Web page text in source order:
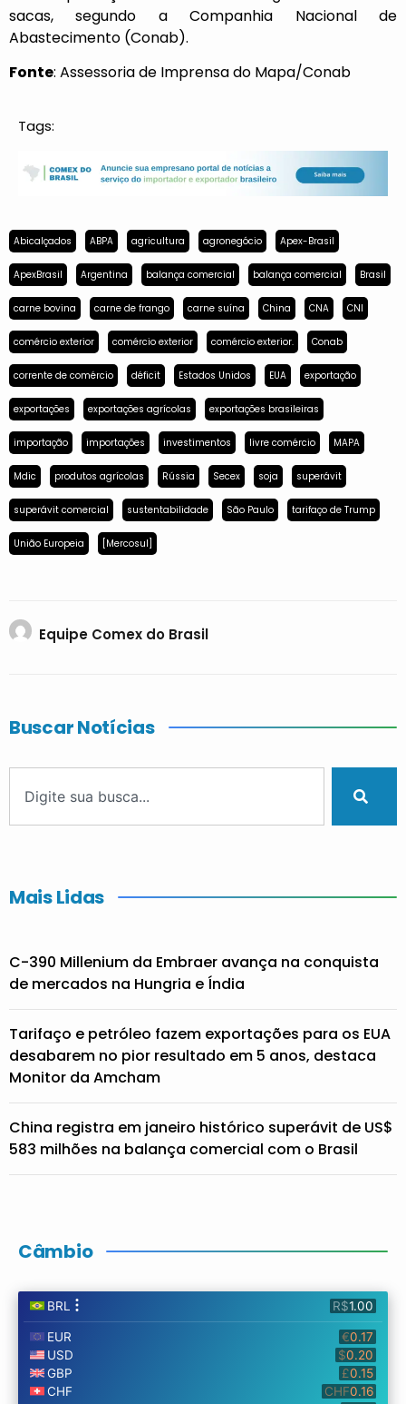
sacas, segundo a Companhia Nacional de
Abastecimento (Conab).
Fonte: Assessoria de Imprensa do Mapa/Conab
Tags:
Abicalçados ABPA agricultura agronegócio Apex-Brasil
ApexBrasil Argentina balança comercial balança comercial Brasil
carne bovina carne de frango carne suína China CNA CNI
comércio exterior comércio exterior comércio exterior. Conab
corrente de comércio déficit Estados Unidos EUA exportação
exportações exportações agrícolas exportações brasileiras
importação importações investimentos livre comércio MAPA
Mdic produtos agrícolas Rússia Secex soja superávit
superávit comercial sustentabilidade São Paulo tarifaço de Trump
União Europeia [Mercosul]
Equipe Comex do Brasil
Buscar Notícias
Mais Lidas
C-390 Millenium da Embraer avança na conquista
de mercados na Hungria e Índia
Tarifaço e petróleo fazem exportações para os EUA
desabarem no pior resultado em 5 anos, destaca
Monitor da Amcham
China registra em janeiro histórico superávit de US$
583 milhões na balança comercial com o Brasil
Câmbio